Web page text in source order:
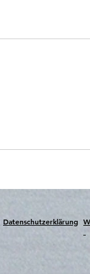
Datenschutzerklärung